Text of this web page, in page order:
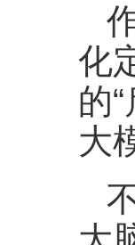
化
的
大